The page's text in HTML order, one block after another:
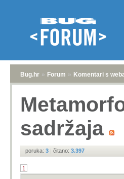
Bug.hr » Forum » Komentari s
sadržaja
poruka: 3 | čitano: 3.397
1